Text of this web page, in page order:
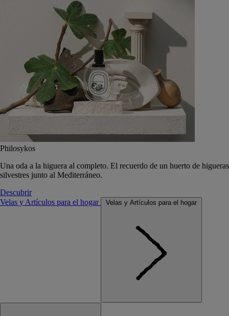
Philosykos
Una oda a la higuera al completo. El recuerdo de un huerto de higueras
silvestres junto al Mediterráneo.
Descubrir
Velas y Artículos para el hogar
Velas y Artículos para el hogar